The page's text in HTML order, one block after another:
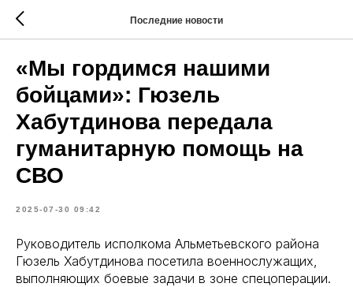
Последние новости
«Мы гордимся нашими
бойцами»: Гюзель
Хабутдинова передала
гуманитарную помощь на
СВО
2025-07-30 09:42
Руководитель исполкома Альметьевского района
Гюзель Хабутдинова посетила военнослужащих,
выполняющих боевые задачи в зоне спецоперации.